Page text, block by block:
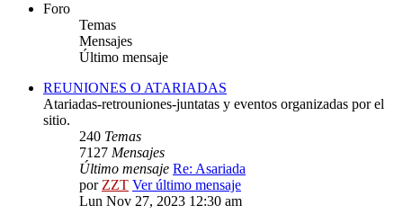
Foro
Temas
Mensajes
Último mensaje
REUNIONES O ATARIADAS
Atariadas-retrouniones-juntatas y eventos organizadas por el
sitio.
240 Temas
7127 Mensajes
Último mensaje Re: Asariada
por ZZT Ver último mensaje
Lun Nov 27, 2023 12:30 am